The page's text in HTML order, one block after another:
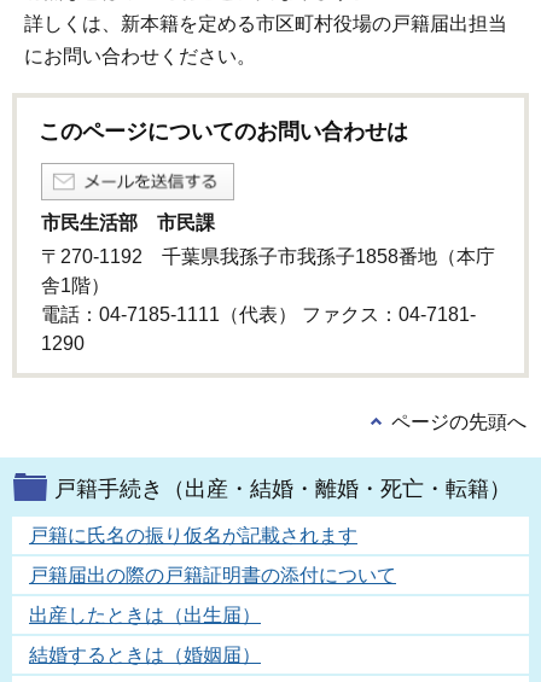
詳しくは、新本籍を定める市区町村役場の戸籍届出担当
にお問い合わせください。
このページについてのお問い合わせは
市民生活部 市民課
〒270-1192 千葉県我孫子市我孫子1858番地（本庁
舎1階）
電話：04-7185-1111（代表） ファクス：04-7181-
1290
ページの先頭へ
戸籍手続き（出産・結婚・離婚・死亡・転籍）
戸籍に氏名の振り仮名が記載されます
戸籍届出の際の戸籍証明書の添付について
出産したときは（出生届）
結婚するときは（婚姻届）